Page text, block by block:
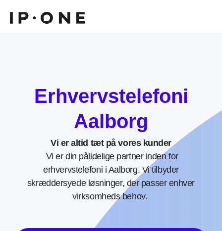
Erhvervstelefoni
Aalborg
Vi er altid tæt på vores kunder
Vi er din pålidelige partner inden for
erhvervstelefoni i Aalborg. Vi tilbyder
skræddersyede løsninger, der passer enhver
virksomheds behov.